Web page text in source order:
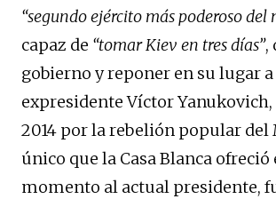
“segundo ejército más poderoso del
capaz de “tomar Kiev en tres días”,
gobierno y reponer en su lugar
expresidente Víctor
2014 por la rebelión popular del
único que la Casa Blanca ofreció
momento al actual presidente,